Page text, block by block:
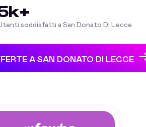
soddisfatti a San Donato Di Lecce
A SAN DONATO DI LECCE